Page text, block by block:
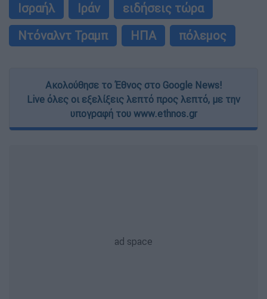
Ισραήλ Ιράν
ειδήσεις τώρα
Ντόναλντ Τραμπ
ΗΠΑ πόλεμος
Ακολούθησε το Έθνος στο Google News!
Live όλες οι εξελίξεις λεπτό προς λεπτό, με την
υπογραφή του www.ethnos.gr